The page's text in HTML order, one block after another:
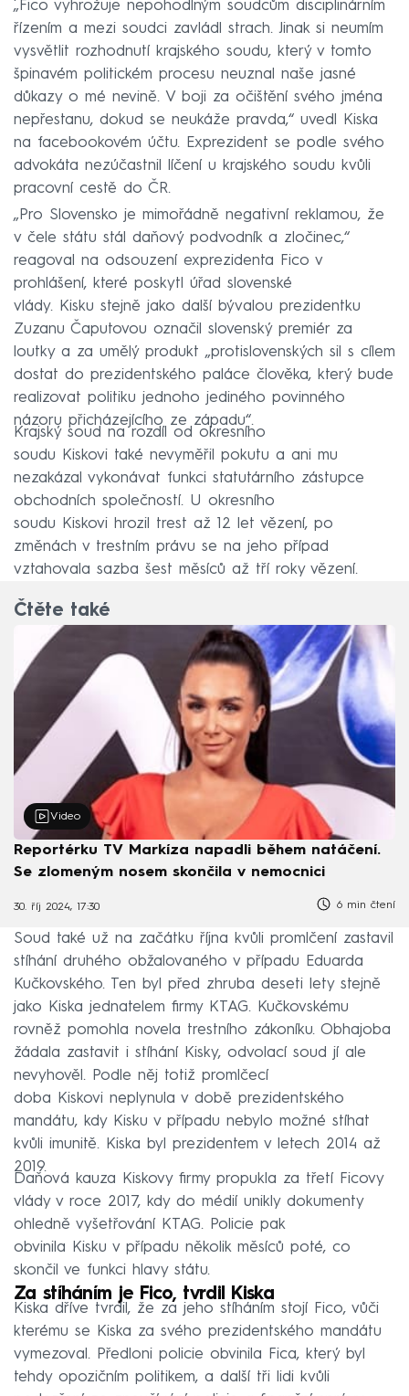
„Fico vyhrožuje nepohodlným soudcům disciplinárním
řízením a mezi soudci zavládl strach. Jinak si neumím
vysvětlit rozhodnutí krajského soudu, který v tomto
špinavém politickém procesu neuznal naše jasné
důkazy o mé nevině. V boji za očištění svého jména
nepřestanu, dokud se neukáže pravda,“ uvedl Kiska
na facebookovém účtu. Exprezident se podle svého
advokáta nezúčastnil líčení u krajského soudu kvůli
pracovní cestě do ČR.
„Pro Slovensko je mimořádně negativní reklamou, že
v čele státu stál daňový podvodník a zločinec,“
reagoval na odsouzení exprezidenta Fico v
prohlášení, které poskytl úřad slovenské
vlády. Kisku stejně jako další bývalou prezidentku
Zuzanu Čaputovou označil slovenský premiér za
loutky a za umělý produkt „protislovenských sil s cílem
dostat do prezidentského paláce člověka, který bude
realizovat politiku jednoho jediného povinného
názoru přicházejícího ze západu“.
Krajský soud na rozdíl od okresního
soudu Kiskovi také nevyměřil pokutu a ani mu
nezakázal vykonávat funkci statutárního zástupce
obchodních společností. U okresního
soudu Kiskovi hrozil trest až 12 let vězení, po
změnách v trestním právu se na jeho případ
vztahovala sazba šest měsíců až tří roky vězení.
Čtěte také
Video
Reportérku TV Markíza napadli během natáčení.
Se zlomeným nosem skončila v nemocnici
30. říj 2024, 17:30 6 min čtení
Soud také už na začátku října kvůli promlčení zastavil
stíhání druhého obžalovaného v případu Eduarda
Kučkovského. Ten byl před zhruba deseti lety stejně
jako Kiska jednatelem firmy KTAG. Kučkovskému
rovněž pomohla novela trestního zákoníku. Obhajoba
žádala zastavit i stíhání Kisky, odvolací soud jí ale
nevyhověl. Podle něj totiž promlčecí
doba Kiskovi neplynula v době prezidentského
mandátu, kdy Kisku v případu nebylo možné stíhat
kvůli imunitě. Kiska byl prezidentem v letech 2014 až
2019.
Daňová kauza Kiskovy firmy propukla za třetí Ficovy
vlády v roce 2017, kdy do médií unikly dokumenty
ohledně vyšetřování KTAG. Policie pak
obvinila Kisku v případu několik měsíců poté, co
skončil ve funkci hlavy státu.
Za stíháním je Fico, tvrdil Kiska
Kiska dříve tvrdil, že za jeho stíháním stojí Fico, vůči
kterému se Kiska za svého prezidentského mandátu
vymezoval. Předloni policie obvinila Fica, který byl
tehdy opozičním politikem, a další tři lidi kvůli